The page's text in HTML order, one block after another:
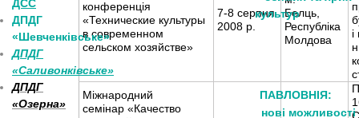
конференція
«Технические культуры
в современном
сельском хозяйстве»
7-8 серпня
2008 р.
Белць,
Республіка
Молдова
Міжнародний
семінар «Качество
ДСС
ДПДГ
«Шевченківське»
ДПДГ
«Саливонківське»
ДПДГ
«Озерна»
культур
ПАВЛОВНІЯ:
нові можливості